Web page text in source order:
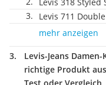
Levis 711
mehr anzeigen
Levis-Jeans
richtige Produkt